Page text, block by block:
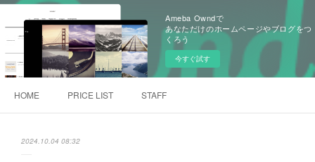
Ameba Owndで
あなただけのホームページやブログをつ
くろう
今すぐ試す
HOME PRICE LIST STAFF
2024.10.04 08:32